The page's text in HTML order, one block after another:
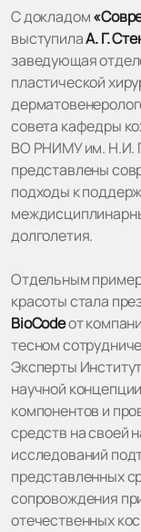
С докладом
выступилаА. Г.
заведующая
пластической
совета кафедры
ВО РНИМУ им. Н.И.
представлены
подходы к
долголетия.
Отдельным
красоты стала
BioCodeот
тесном
Эксперты
научной
компонентов и
средств на своей
исследований
представленных
сопровождения
отечественных